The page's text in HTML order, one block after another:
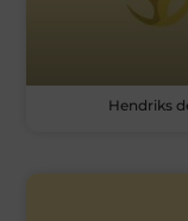
Hendriks